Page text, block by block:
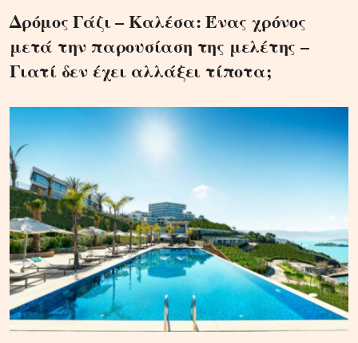
Δρόμος Γάζι – Καλέσα: Ένας χρόνος
μετά την παρουσίαση της μελέτης –
Γιατί δεν έχει αλλάξει τίποτα;